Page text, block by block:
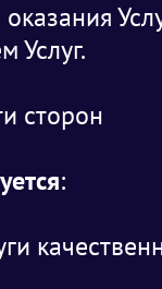
Услуг.
сторон
: